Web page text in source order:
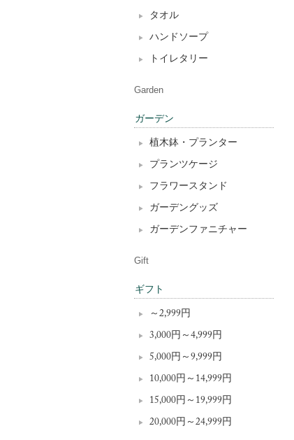
タオル
ハンドソープ
トイレタリー
Garden
ガーデン
植木鉢・プランター
プランツケージ
フラワースタンド
ガーデングッズ
ガーデンファニチャー
Gift
ギフト
～2,999円
3,000円～4,999円
5,000円～9,999円
10,000円～14,999円
15,000円～19,999円
20,000円～24,999円